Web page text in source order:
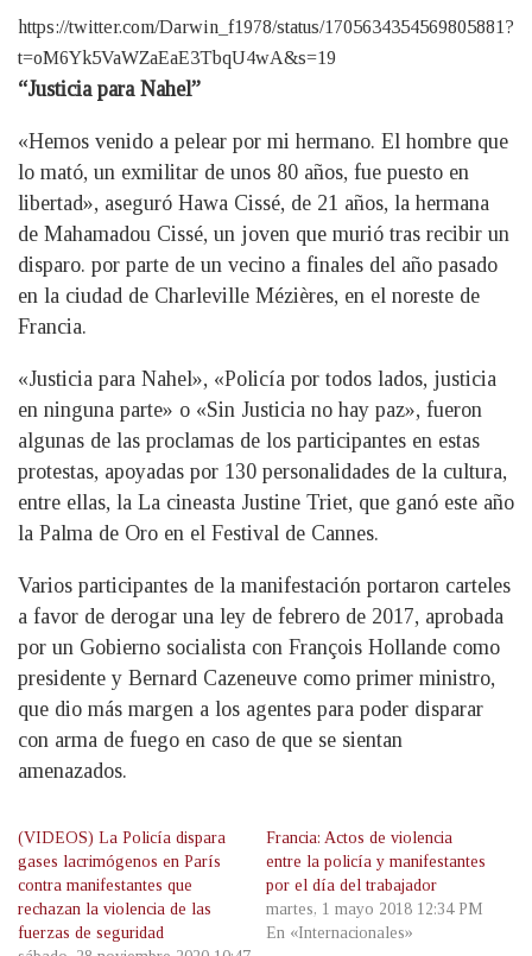
https://twitter.com/Darwin_f1978/status/1705634354569805881?
t=oM6Yk5VaWZaEaE3TbqU4wA&s=19
“Justicia para Nahel”
«Hemos venido a pelear por mi hermano. El hombre que
lo mató, un exmilitar de unos 80 años, fue puesto en
libertad», aseguró Hawa Cissé, de 21 años, la hermana
de Mahamadou Cissé, un joven que murió tras recibir un
disparo. por parte de un vecino a finales del año pasado
en la ciudad de Charleville Mézières, en el noreste de
Francia.
«Justicia para Nahel», «Policía por todos lados, justicia
en ninguna parte» o «Sin Justicia no hay paz», fueron
algunas de las proclamas de los participantes en estas
protestas, apoyadas por 130 personalidades de la cultura,
entre ellas, la La cineasta Justine Triet, que ganó este año
la Palma de Oro en el Festival de Cannes.
Varios participantes de la manifestación portaron carteles
a favor de derogar una ley de febrero de 2017, aprobada
por un Gobierno socialista con François Hollande como
presidente y Bernard Cazeneuve como primer ministro,
que dio más margen a los agentes para poder disparar
con arma de fuego en caso de que se sientan
amenazados.
(VIDEOS) La Policía dispara
gases lacrimógenos en París
contra manifestantes que
rechazan la violencia de las
fuerzas de seguridad
Francia: Actos de violencia
entre la policía y manifestantes
por el día del trabajador
martes, 1 mayo 2018 12:34 PM
En «Internacionales»